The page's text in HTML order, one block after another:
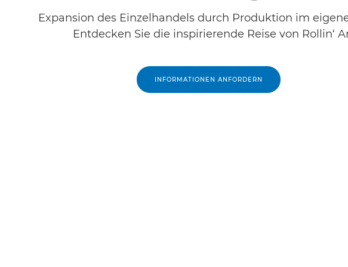
Expansion des Einzelhandels durch Produktion im
Entdecken Sie die inspirierende Reise von Rollin‘
INFORMATIONEN ANFORDERN